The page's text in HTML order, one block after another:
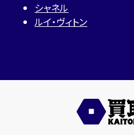
シャネル
ルイ・ヴィトン